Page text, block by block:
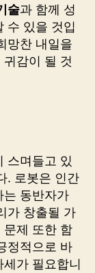
술과 함께 성
수 있을 것입
망찬 내일을
감이 될 것
스며들고 있
. 로봇은 인간
는 동반자가
가 창출될 가
문제 또한 함
정적으로 바
가 필요합니